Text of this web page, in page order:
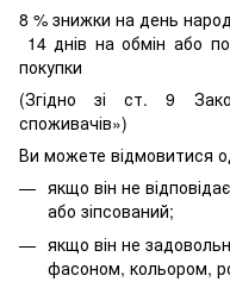
8 % знижки на день
14 днів на обмін або
покупки
(Згідно зі ст. 9
споживачів»)
Ви можете відмовитися
якщо він не
або зіпсований;
якщо він не
фасоном, кольором,